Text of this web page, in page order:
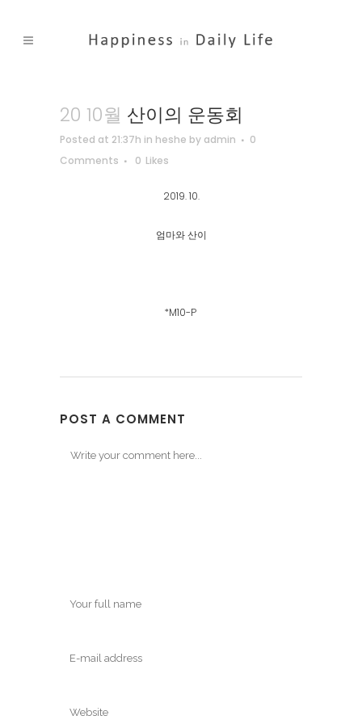
20 10월 산이의 운동회
Posted at 21:37h in heshe by admin
0
Comments
0 Likes
2019. 10.
엄마와 산이
*M10-P
POST A COMMENT